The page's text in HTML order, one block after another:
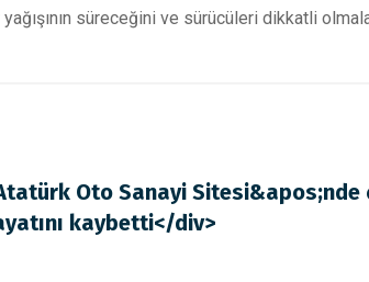
süreceğini ve sürücüleri dikkatli
Oto Sanayi Sitesi&apos;nde
kaybetti</div>